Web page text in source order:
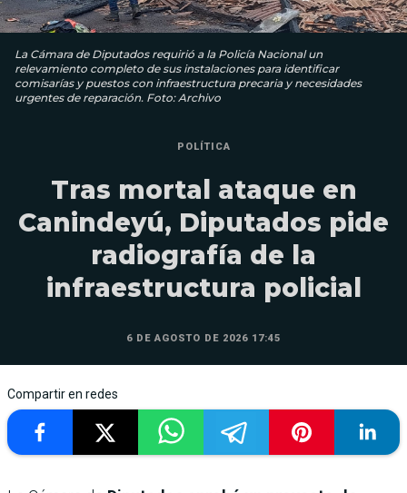
La Cámara de Diputados requirió a la Policía Nacional un
relevamiento completo de sus instalaciones para identificar
comisarías y puestos con infraestructura precaria y necesidades
urgentes de reparación. Foto: Archivo
POLÍTICA
Tras mortal ataque en
Canindeyú, Diputados pide
radiografía de la
infraestructura policial
6 DE AGOSTO DE 2026 17:45
Compartir en redes